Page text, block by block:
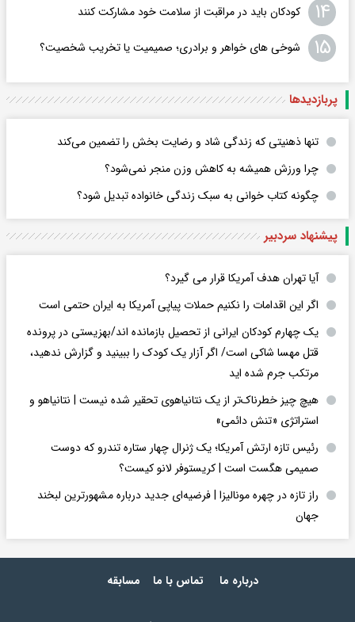
۱۴ کودکان باید در مراقبت از سلامت خود مشارکت کنند
۱۵ شوخی های خواهر و برادری؛ صمیمیت یا تخریب شخصیت؟
پربازدید‌ها
تنها ذهنیتی که زندگی شاد و رضایت بخش را تضمین می‌کند
چرا ورزش همیشه به کاهش وزن منجر نمی‌شود؟
چگونه کتاب خوانی به سبک زندگی خانواده تبدیل شود؟
پیشنهاد سردبیر
آیا تهران هدف آمریکا قرار می گیرد؟
اگر این اقدامات را نکنیم حملات پیاپی آمریکا به ایران حتمی است
یک چهارم کودکان ایرانی از تحصیل بازمانده اند/بهزیستی در پرونده
قتل مهسا شاکی است/ اگر آزار یک کودک را ببینید و گزارش ندهید،
مرتکب جرم شده اید
هیچ چیز خطرناک‌تر از یک نتانیاهوی تحقیر شده نیست | نتانیاهو و
استراتژی «تنش دائمی»
رئیس تازه ارتش آمریکا؛ یک ژنرال چهار ستاره تندرو که دوست
صمیمی هگست است | کریستوفر لانو کیست؟
راز تازه در چهره مونالیزا | فرضیه‌ای جدید درباره مشهورترین لبخند
جهان
درباره ما تماس با ما مسابقه